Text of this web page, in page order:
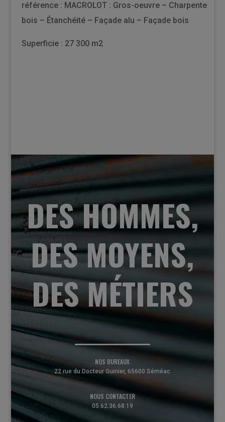
référence : MACROLOT : Gros-oeuvre – Charpente
bois – Étanchéité – Façade alu – Façade bois
Superficie : 27 300 m2
DES HOMMES,
DES MOYENS,
DES MÉTIERS
NOS BUREAUX
22 rue du Docteur Guinier, 65600 Séméac
NOUS CONTACTER
05.62.36.68.19